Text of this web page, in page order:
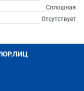
Сплошная
Отсутствует